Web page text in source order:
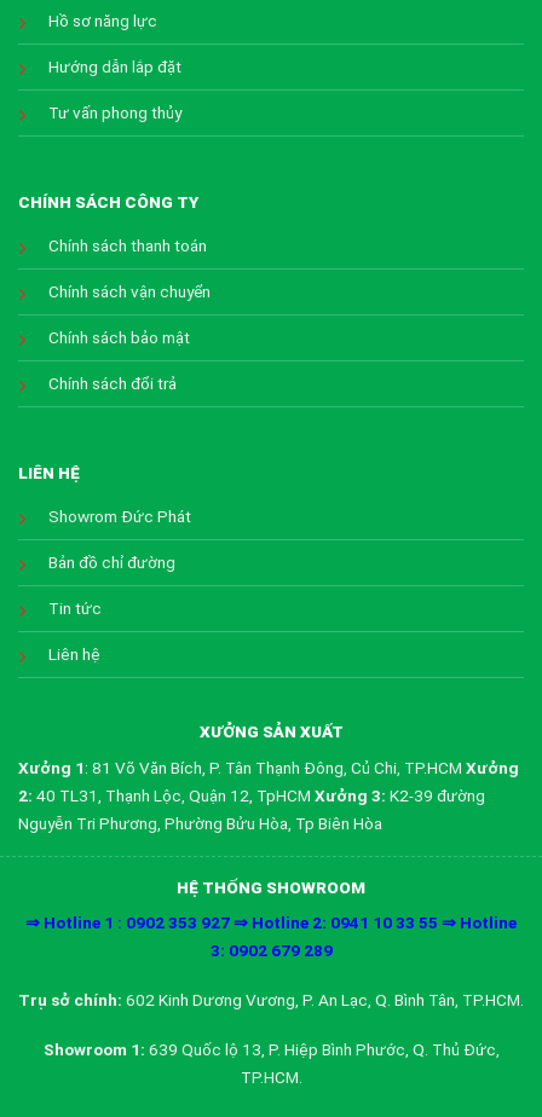
Hồ sơ năng lực
Hướng dẫn lắp đặt
Tư vấn phong thủy
CHÍNH SÁCH CÔNG TY
Chính sách thanh toán
Chính sách vận chuyển
Chính sách bảo mật
Chính sách đổi trả
LIÊN HỆ
Showrom Đức Phát
Bản đồ chỉ đường
Tin tức
Liên hệ
XƯỞNG SẢN XUẤT
Xưởng 1: 81 Võ Văn Bích, P. Tân Thạnh Đông, Củ Chi, TP.HCM Xưởng
2: 40 TL31, Thạnh Lộc, Quận 12, TpHCM Xưởng 3: K2-39 đường
Nguyễn Tri Phương, Phường Bửu Hòa, Tp Biên Hòa
HỆ THỐNG SHOWROOM
⇒ Hotline 1 : 0902 353 927 ⇒ Hotline 2: 0941 10 33 55 ⇒ Hotline
3: 0902 679 289
Trụ sở chính: 602 Kinh Dương Vương, P. An Lạc, Q. Bình Tân, TP.HCM.
Showroom 1: 639 Quốc lộ 13, P. Hiệp Bình Phước, Q. Thủ Đức,
TP.HCM.